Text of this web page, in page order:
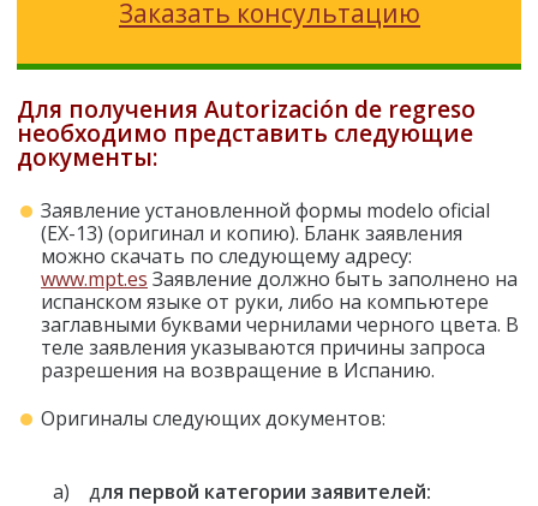
Заказать консультацию
Для получения Autorización de regreso
необходимо представить следующие
документы:
Заявление установленной формы modelo oficial
(EX-13) (оригинал и копию). Бланк заявления
можно скачать по следующему адресу:
www.mpt.es Заявление должно быть заполнено на
испанском языке от руки, либо на компьютере
заглавными буквами чернилами черного цвета. В
теле заявления указываются причины запроса
разрешения на возвращение в Испанию.
Оригиналы следующих документов:
a) для первой категории заявителей: